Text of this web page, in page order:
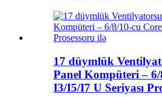
17 düymlük
Panel Kompüteri –
I3/I5/I7 U Seriyası